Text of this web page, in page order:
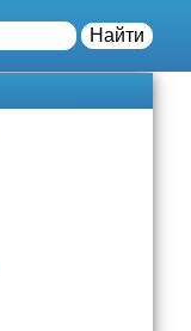
Найти